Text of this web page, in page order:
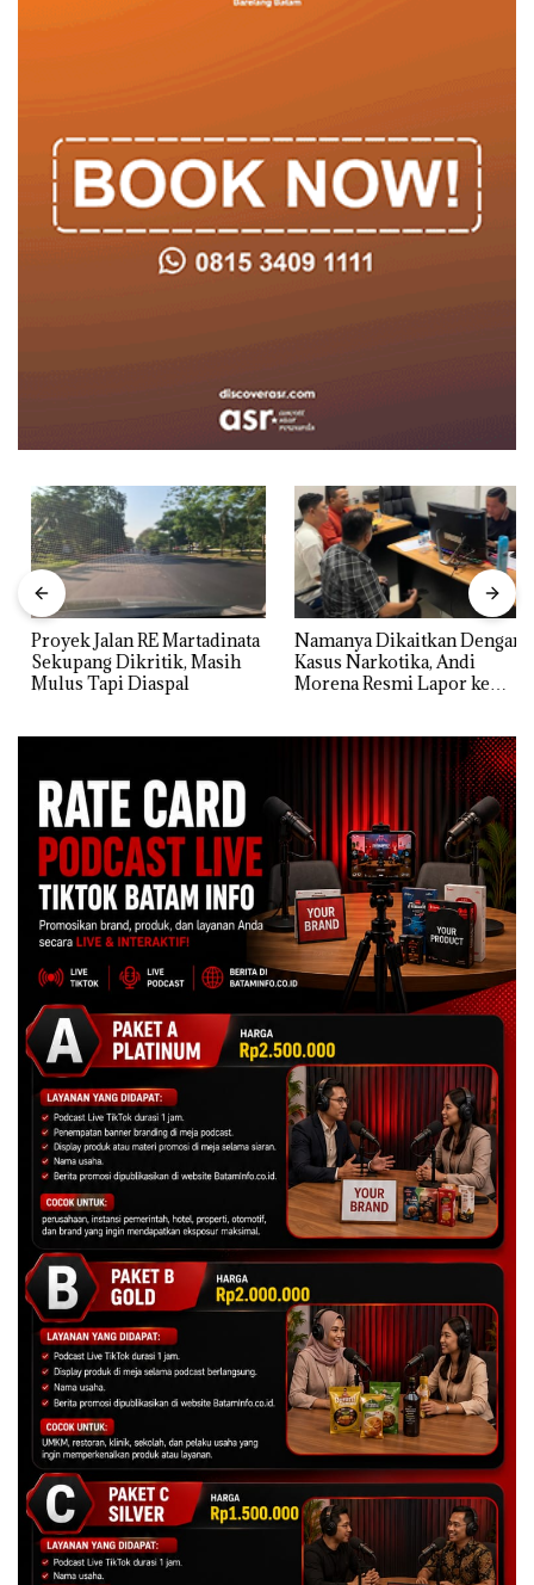
Proyek Jalan RE Martadinata
Sekupang Dikritik, Masih
Mulus Tapi Diaspal
Namanya Dikaitkan Dengan
Kasus Narkotika, Andi
Morena Resmi Lapor ke